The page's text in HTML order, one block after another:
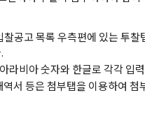
공고 목록 우측편에 있는 투찰
라비아 숫자와 한글로 각각 입
서 등은 첨부탭을 이용하여 첨